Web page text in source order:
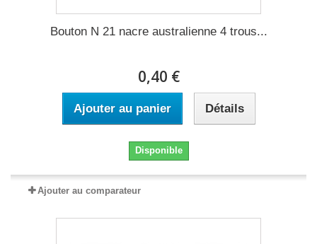
Bouton N 21 nacre australienne 4 trous...
0,40 €
Ajouter au panier Détails
Disponible
Ajouter au comparateur